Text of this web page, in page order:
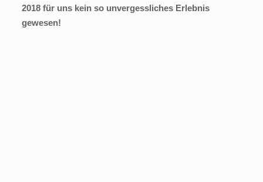
2018 für uns kein so unvergessliches Erlebnis
gewesen!